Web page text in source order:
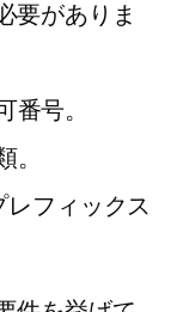
要がありま
番号。
。
フィックス